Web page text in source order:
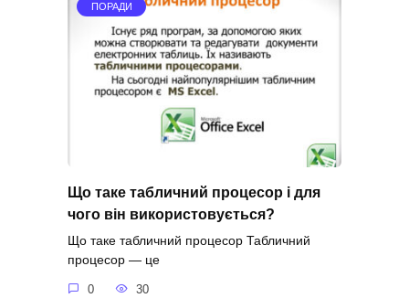
ПОРАДИ
Що таке табличний процесор і для
чого він використовується?
Що таке табличний процесор Табличний
процесор — це
0 30